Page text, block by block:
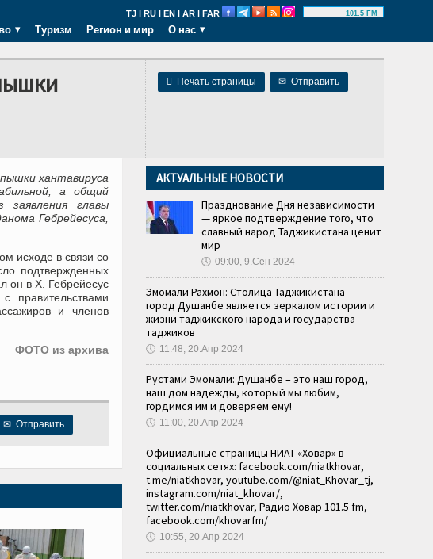
TJ | RU | EN | AR | FAR 101.5 FM
Туризм Регион и мир О нас
 Печать страницы ✉ Отправить
хантавируса
а общий
главы
Гебрейесуса,
исходе в связи со
подтвержденных
он в Х. Гебрейесус
правительствами
и членов
ФОТО из архива
✉ Отправить
АКТУАЛЬНЫЕ НОВОСТИ
Празднование Дня независимости
— яркое подтверждение того, что
славный народ Таджикистана ценит
мир
🕔 09:00, 9.Сен 2024
Эмомали Рахмон: Столица Таджикистана —
город Душанбе является зеркалом истории и
жизни таджикского народа и государства
таджиков
🕔 11:48, 20.Апр 2024
Рустами Эмомали: Душанбе – это наш город,
наш дом надежды, который мы любим,
гордимся им и доверяем ему!
🕔 11:00, 20.Апр 2024
Официальные страницы НИАТ «Ховар» в
социальных сетях: facebook.com/niatkhovar,
t.me/niatkhovar, youtube.com/@niat_Khovar_tj,
instagram.com/niat_khovar/,
twitter.com/niatkhovar, Радио Ховар 101.5 fm,
facebook.com/khovarfm/
🕔 10:55, 20.Апр 2024